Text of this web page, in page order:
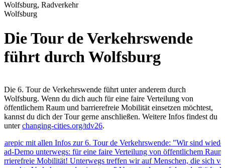
Wolfsburg, Radverkehr
Wolfsburg
Die Tour de Verkehrswende
führt durch Wolfsburg
Die 6. Tour de Verkehrswende führt unter anderem durch
Wolfsburg. Wenn du dich auch für eine faire Verteilung von
öffentlichem Raum und barrierefreie Mobilität einsetzen möchtest,
kannst du dich der Tour gerne anschließen. Weitere Infos findest du
unterchanging-cities.org/tdv26.